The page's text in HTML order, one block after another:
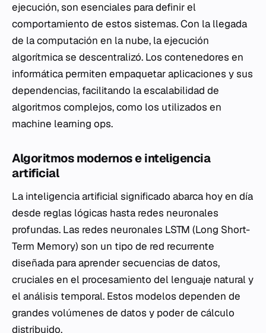
ejecución, son esenciales para definir el
comportamiento de estos sistemas. Con la llegada
de la computación en la nube, la ejecución
algorítmica se descentralizó. Los contenedores en
informática permiten empaquetar aplicaciones y sus
dependencias, facilitando la escalabilidad de
algoritmos complejos, como los utilizados en
machine learning ops.
Algoritmos modernos e inteligencia
artificial
La inteligencia artificial significado abarca hoy en día
desde reglas lógicas hasta redes neuronales
profundas. Las redes neuronales LSTM (Long Short-
Term Memory) son un tipo de red recurrente
diseñada para aprender secuencias de datos,
cruciales en el procesamiento del lenguaje natural y
el análisis temporal. Estos modelos dependen de
grandes volúmenes de datos y poder de cálculo
distribuido.